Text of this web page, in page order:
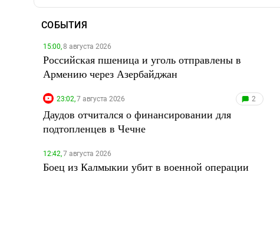
СОБЫТИЯ
15:00,8 августа 2026
Российская пшеница и уголь отправлены в
Армению через Азербайджан
23:02,7 августа 2026 2
Даудов отчитался о финансировании для
подтопленцев в Чечне
12:42,7 августа 2026
Боец из Калмыкии убит в военной операции